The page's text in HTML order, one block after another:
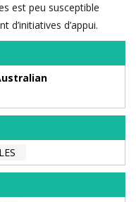
est peu susceptible
d’initiatives d’appui.